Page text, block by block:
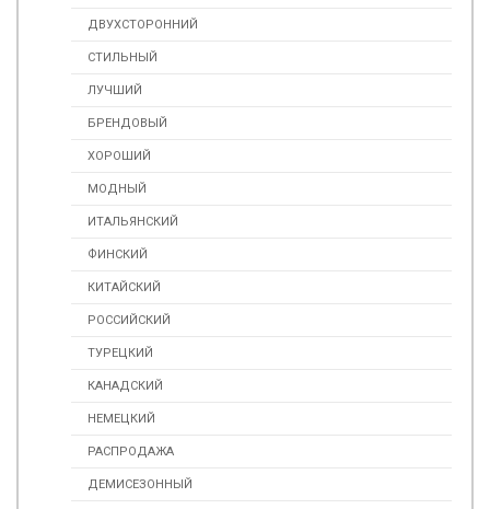
ДВУХСТОРОННИЙ
СТИЛЬНЫЙ
ЛУЧШИЙ
БРЕНДОВЫЙ
ХОРОШИЙ
МОДНЫЙ
ИТАЛЬЯНСКИЙ
ФИНСКИЙ
КИТАЙСКИЙ
РОССИЙСКИЙ
ТУРЕЦКИЙ
КАНАДСКИЙ
НЕМЕЦКИЙ
РАСПРОДАЖА
ДЕМИСЕЗОННЫЙ